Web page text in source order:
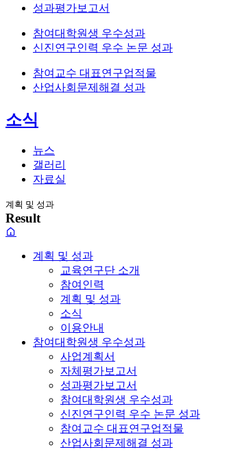
성과평가보고서
참여대학원생 우수성과
신진연구인력 우수 논문 성과
참여교수 대표연구업적물
산업사회문제해결 성과
소식
뉴스
갤러리
자료실
계획 및 성과
Result
계획 및 성과
교육연구단 소개
참여인력
계획 및 성과
소식
이용안내
참여대학원생 우수성과
사업계획서
자체평가보고서
성과평가보고서
참여대학원생 우수성과
신진연구인력 우수 논문 성과
참여교수 대표연구업적물
산업사회문제해결 성과